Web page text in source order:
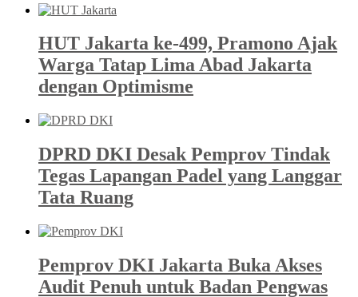
HUT Jakarta ke-499, Pramono Ajak
Warga Tatap Lima Abad Jakarta
dengan Optimisme
DPRD DKI Desak Pemprov Tindak
Tegas Lapangan Padel yang Langgar
Tata Ruang
Pemprov DKI Jakarta Buka Akses
Audit Penuh untuk Badan Pengwas